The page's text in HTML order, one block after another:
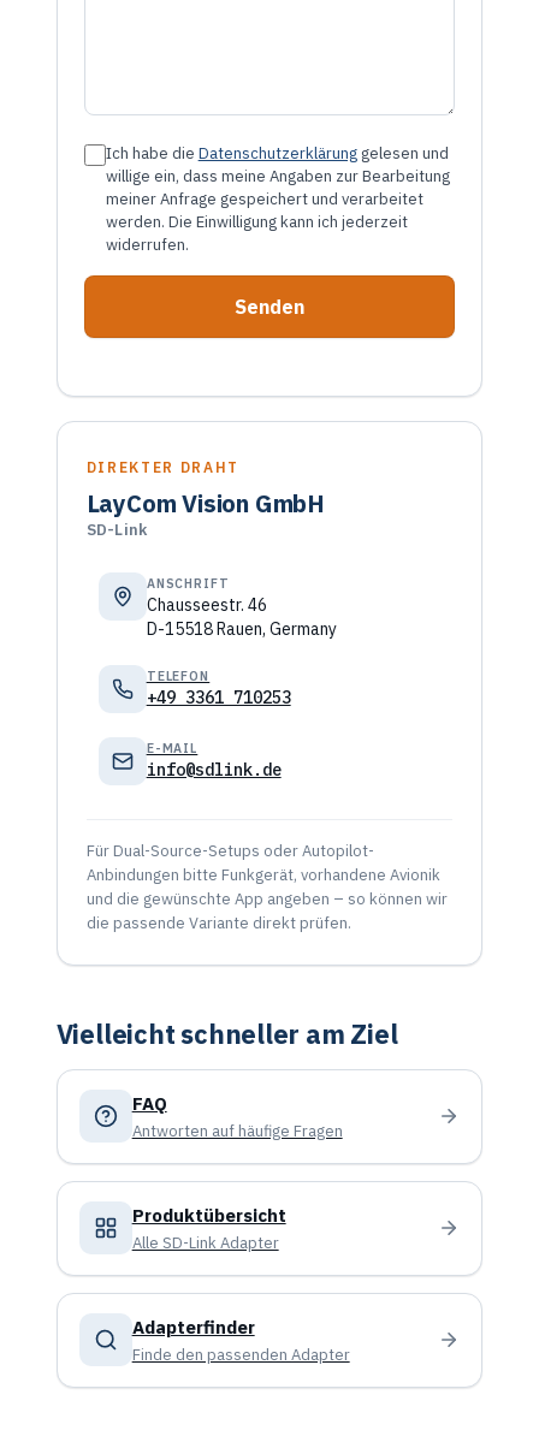
Ich habe die Datenschutzerklärunggelesen und
willige ein, dass meine Angaben zur Bearbeitung
meiner Anfrage gespeichert und verarbeitet
werden. Die Einwilligung kann ich jederzeit
widerrufen.
DIREKTER DRAHT
LayCom Vision GmbH
SD-Link
ANSCHRIFT
Chausseestr. 46
D-15518 Rauen, Germany
TELEFON
+49 3361 710253
E-MAIL
info@sdlink.de
Für Dual-Source-Setups oder Autopilot-
Anbindungen bitte Funkgerät, vorhandene Avionik
und die gewünschte App angeben – so können wir
die passende Variante direkt prüfen.
Vielleicht schneller am Ziel
FAQ
Antworten auf häufige Fragen
Produktübersicht
Alle SD-Link Adapter
Adapterfinder
Finde den passenden Adapter